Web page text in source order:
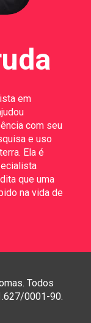
em
com seu
e uso
Ela é
que uma
na vida de
Todos
0001-90.